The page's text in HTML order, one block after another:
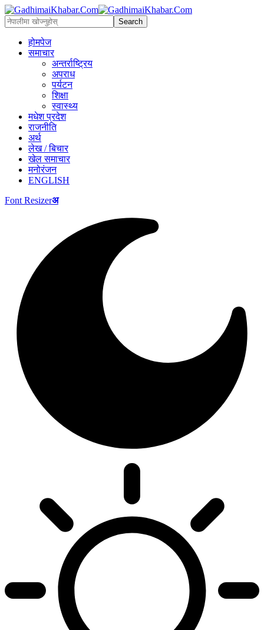
होमपेज
समाचार
अन्तर्राष्ट्रिय
अपराध
पर्यटन
शिक्षा
स्वास्थ्य
मधेश प्रदेश
राजनीति
अर्थ
लेख / बिचार
खेल समाचार
मनोरंजन
ENGLISH
Font Resizerअ